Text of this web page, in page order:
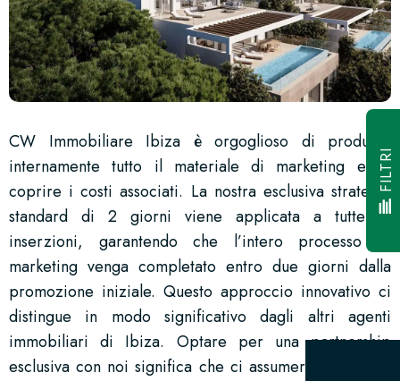
CW Immobiliare Ibiza è orgoglioso di produrre
internamente tutto il materiale di marketing e di
coprire i costi associati. La nostra esclusiva strategia
standard di 2 giorni viene applicata a tutte le
inserzioni, garantendo che l’intero processo di
marketing venga completato entro due giorni dalla
promozione iniziale. Questo approccio innovativo ci
distingue in modo significativo dagli altri agenti
immobiliari di Ibiza. Optare per una partnership
esclusiva con noi significa che ci assumeremo tutte le
FILTRI